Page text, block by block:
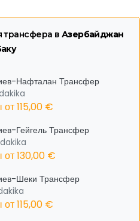
трансфера в Азербайджан
Нафталан Трансфер
от115,00 €
Гейгель Трансфер
от130,00 €
Шеки Трансфер
от115,00 €